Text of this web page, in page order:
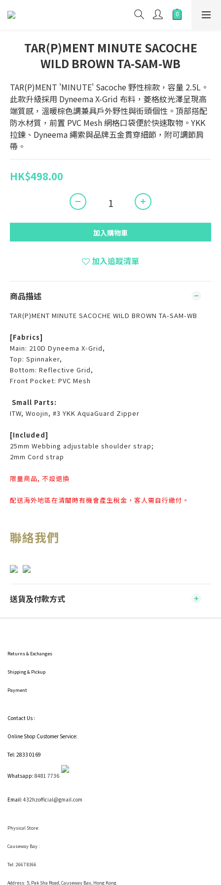
TAR(P)MENT MINUTE SACOCHE
WILD BROWN TA-SAM-WB
TAR(P)MENT 'MINUTE' Sacoche 野性棕款，容量 2.5L。
此款升級採用 Dyneema X-Grid 布料，菱格紋光澤呈現高
端質感，溫暖棕色調兼具戶外野性與街頭個性。頂部搭配
防水材質，前置 PVC Mesh 網格口袋便於快速取物。YKK
拉鍊、Dyneema 繩索與品牌五金貫穿細節，附可調節肩
帶。
HK$498.00
加入購物車
加入追蹤清單
商品描述
TAR(P)MENT MINUTE SACOCHE WILD BROWN TA-SAM-WB
[Fabrics]
Main: 210D Dyneema X-Grid,
Top: Spinnaker,
Bottom: Reflective Grid,
Front Pocket: PVC Mesh
Small Parts:
ITW, Woojin, #3 YKK AquaGuard Zipper
[Included]
25mm Webbing adjustable shoulder strap;
2mm Cord strap
限量商品, 不設退換
配送海外地區在清關時有機會產生稅金，客人需自行繳付。
聯絡我們
送貨及付款方式
Returns & Exchanges
Shipping& Pickup
Payment
Contact Us :
Online Shop Customer Service:
Tel: 2833 0169
Whatsapp: 8481 7736
Email: 432hzofficial@gmail.com
Physical Store:
Causeway Bay :
Tel: 2667 8366
Address: 5, Pak Sha Road, Causeway Bay, Hong Kong